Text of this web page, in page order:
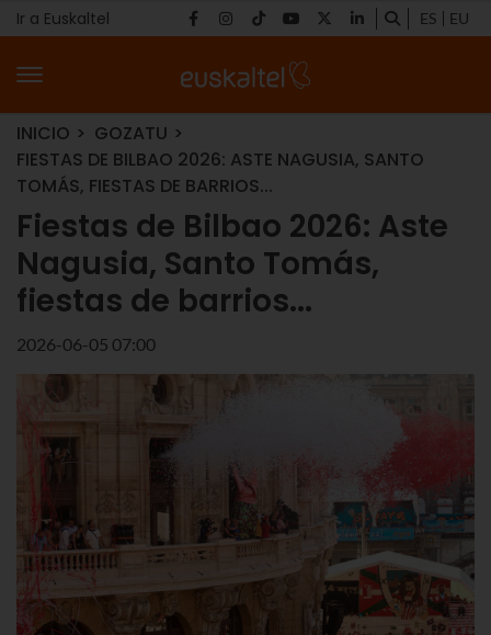
Ir a Euskaltel ES EU
INICIO
GOZATU
FIESTAS DE BILBAO 2026: ASTE NAGUSIA, SANTO
TOMÁS, FIESTAS DE BARRIOS...
Fiestas de Bilbao 2026: Aste
Nagusia, Santo Tomás,
fiestas de barrios...
2026-06-05 07:00